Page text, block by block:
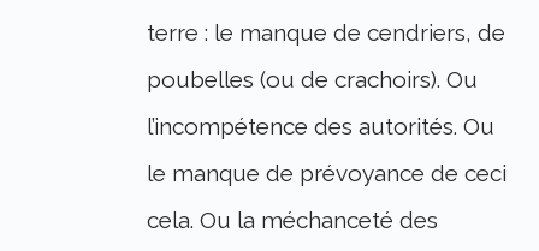
terre : le manque de cendriers, de
poubelles (ou de crachoirs). Ou
l’incompétence des autorités. Ou
le manque de prévoyance de ceci
cela. Ou la méchanceté des